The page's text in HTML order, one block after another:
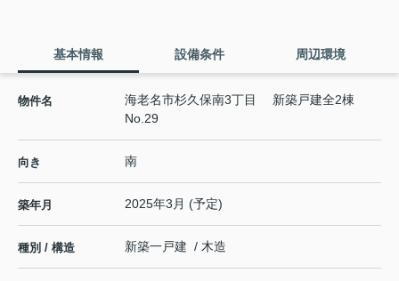
基本情報 設備条件 周辺環境
物件名
海老名市杉久保南3丁目 新築戸建全2棟
No.29
向き 南
築年月 2025年3月 (予定)
種別 / 構造 新築一戸建 / 木造